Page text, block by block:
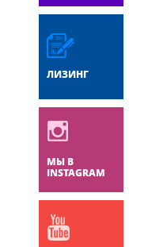
ЛИЗИНГ
МЫ В
INSTAGRAM